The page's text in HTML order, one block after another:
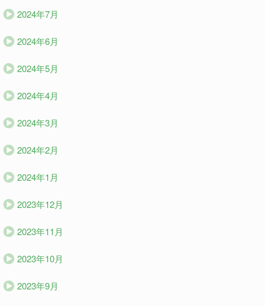
2024年7月
2024年6月
2024年5月
2024年4月
2024年3月
2024年2月
2024年1月
2023年12月
2023年11月
2023年10月
2023年9月